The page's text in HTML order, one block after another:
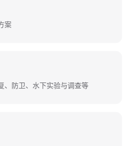
案
、防卫、水下实验与调查等